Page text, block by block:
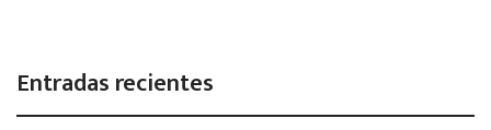
Entradas recientes